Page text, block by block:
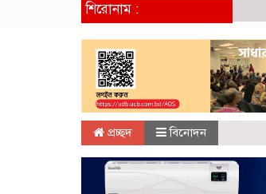
শিরোনাম :
প্রচ্ছদ বিনোদন